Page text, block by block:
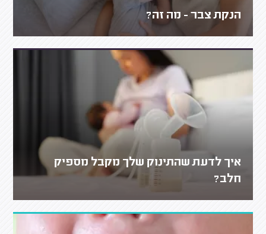
הנקת צבר - מה זה?
איך לדעת שהתינוק שלך מקבל מספיק
חלב?